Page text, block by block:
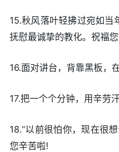
15.秋风落叶轻拂过宛如当
抚慰最诚挚的教化。祝福
16.面对讲台，背靠黑板，
17.把一个个分钟，用辛劳
18.“以前很怕你，现在很
您辛苦啦!